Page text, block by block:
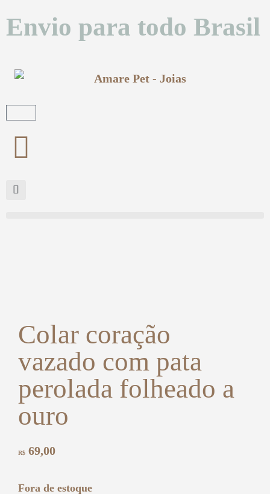
Envio para todo Brasil
Colar coração
vazado com pata
perolada folheado a
ouro
R$ 69,00
Fora de estoque